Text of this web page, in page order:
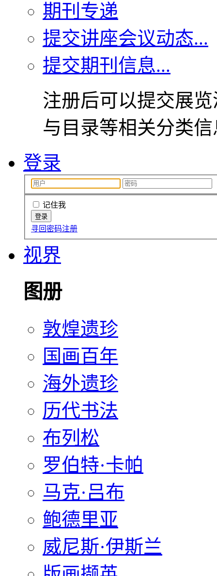
期刊专递
提交讲座会议动态...
提交期刊信息...
注册后可以提交展
与目录等相关分类
登录
记住我
寻回密码注册
视界
图册
敦煌遗珍
国画百年
海外遗珍
历代书法
布列松
罗伯特·卡帕
马克·吕布
鲍德里亚
威尼斯·伊斯兰